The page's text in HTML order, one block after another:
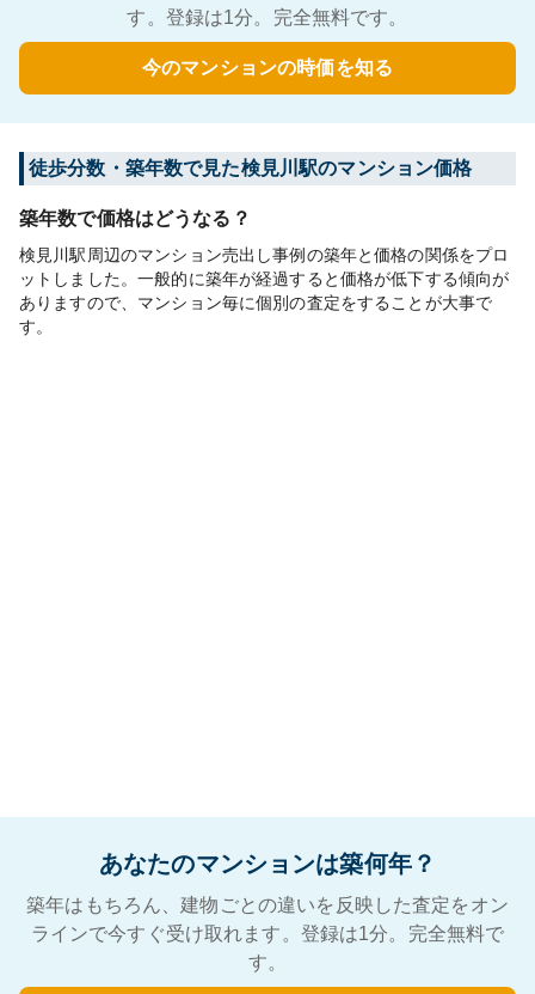
す。登録は1分。完全無料です。
今のマンションの時価を知る
徒歩分数・築年数で見た検見川駅のマンション価格
築年数で価格はどうなる？
検見川駅周辺のマンション売出し事例の築年と価格の関係をプロ
ットしました。一般的に築年が経過すると価格が低下する傾向が
ありますので、マンション毎に個別の査定をすることが大事で
す。
あなたのマンションは築何年？
築年はもちろん、建物ごとの違いを反映した査定をオン
ラインで今すぐ受け取れます。登録は1分。完全無料で
す。